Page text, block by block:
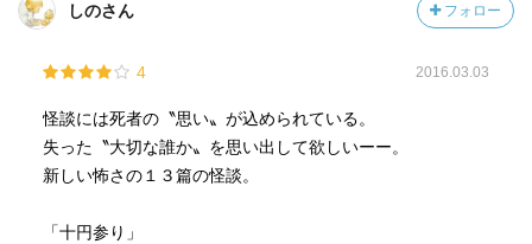
しのさん フォロー
4 2016.03.03
怪談には死者の〝思い〟が込められている。
失った〝大切な誰か〟を思い出して欲しいーー。
新しい怖さの１３篇の怪談。
「十円参り」